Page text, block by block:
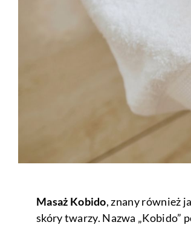
Masaż Kobido, znany również
skóry twarzy. Nazwa „Kobido”